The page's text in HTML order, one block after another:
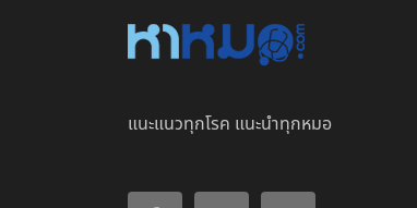
แนะแนวทุกโรค แนะนำทุกหมอ